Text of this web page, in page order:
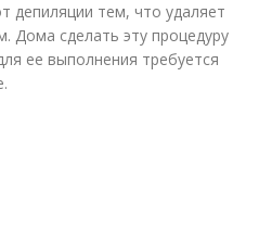
депиляции тем, что удаляет
Дома сделать эту процедуру
ее выполнения требуется